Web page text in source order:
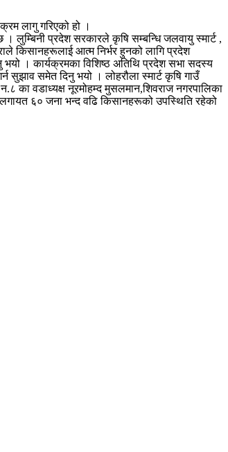
लागु गरिएको हो ।
। लुम्बिनी प्रदेश सरकारले कृषि सम्बन्धि जलवायु स्मार्ट ,
किसानहरूलाई आत्म निर्भर हुनको लागि प्रदेश
भयो । कार्यक्रमका विशिष्ठ अतिथि प्रदेश सभा सदस्य
समेत दिनु भयो । लोहरौला स्मार्ट कृषि गाउँ
का वडाध्यक्ष नूरमोहम्द मुसलमान,शिवराज नगरपालिका
६० जना भन्द वढि किसानहरूको उपस्थिति रहेको